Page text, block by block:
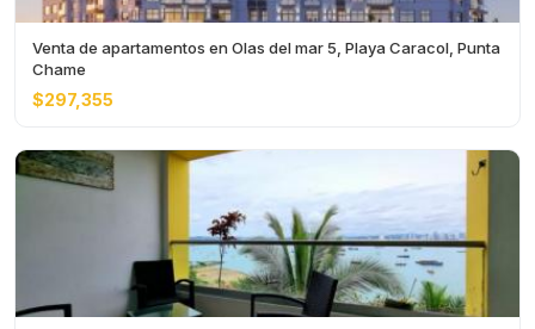
Venta de apartamentos en Olas del mar 5, Playa Caracol, Punta
Chame
$297,355